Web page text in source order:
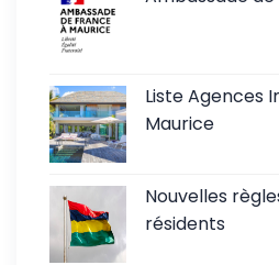
Liste Agences
Maurice
Nouvelles
résidents